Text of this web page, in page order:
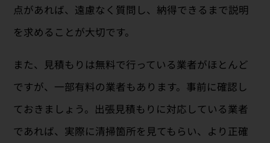
点があれば、遠慮なく質問し、納得できるまで説明
を求めることが大切です。
また、見積もりは無料で行っている業者がほとんど
ですが、一部有料の業者もあります。事前に確認し
ておきましょう。出張見積もりに対応している業者
であれば、実際に清掃箇所を見てもらい、より正確